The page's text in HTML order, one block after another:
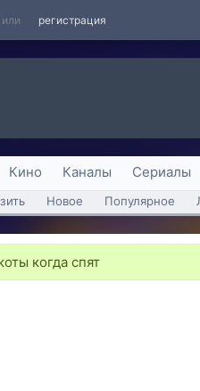
или регистрация
Кино Каналы Сериалы
Новое Популярное
когда спят